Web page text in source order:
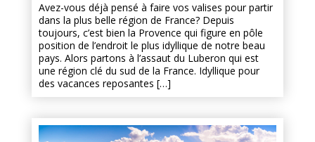
Avez-vous déjà pensé à faire vos valises pour partir
dans la plus belle région de France? Depuis
toujours, c’est bien la Provence qui figure en pôle
position de l’endroit le plus idyllique de notre beau
pays. Alors partons à l’assaut du Luberon qui est
une région clé du sud de la France. Idyllique pour
des vacances reposantes […]